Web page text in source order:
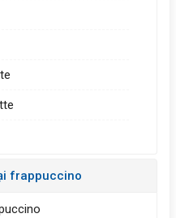
frappuccino